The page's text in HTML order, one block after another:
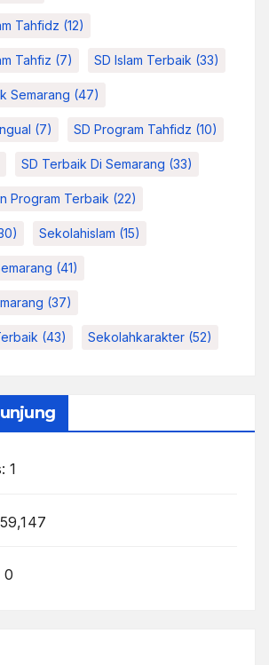
Tahfidz (12)
Tahfiz (7) SD Islam Terbaik (33)
Semarang (47)
(7) SD Program Tahfidz (10)
SD Terbaik Di Semarang (33)
Program Terbaik (22)
Sekolahislam (15)
(41)
(37)
(43) Sekolahkarakter (52)
1
0